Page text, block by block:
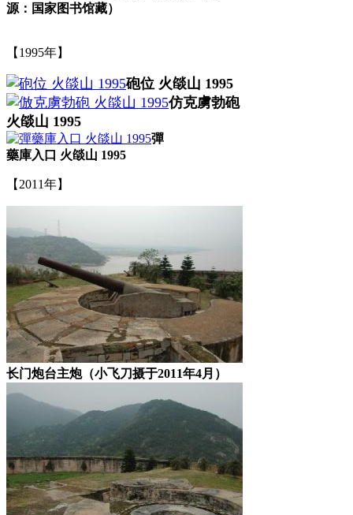
源：国家图书馆藏）
【1995年】
砲位 火燄山 1995
仿克虜勃砲
火燄山 1995
彈
藥庫入口 火燄山 1995
【2011年】
长门炮台主炮（小飞刀摄于2011年4月）